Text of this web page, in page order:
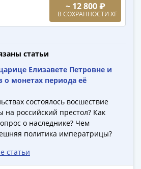
~ 12 800 ₽
В СОХРАННОСТИ XF
статьи
Елизавете Петровне и
о монетах периода её
состоялось восшествие
на российский престол? Как
о наследнике? Чем
политика императрицы?
статьи